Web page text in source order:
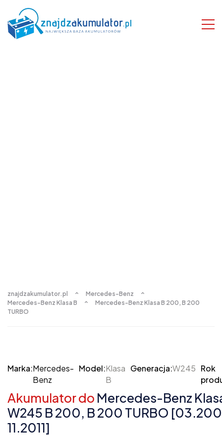
znajdzakumulator.pl
Mercedes-Benz
Mercedes-Benz Klasa B
Mercedes-Benz Klasa B 200, B 200
TURBO
Marka:Mercedes-
Benz
Model:Klasa
B
Generacja:W245 Rok
Akumulator do Mercedes-Benz
W245 B 200, B 200 TURBO
11.2011]